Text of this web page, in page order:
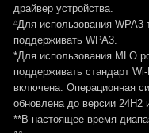
драйвер устройства.
△Для использования WPA3
поддерживать WPA3.
*Для использования MLO
поддерживать стандарт
включена. Операционная
обновлена до версии 24H2
**В настоящее время